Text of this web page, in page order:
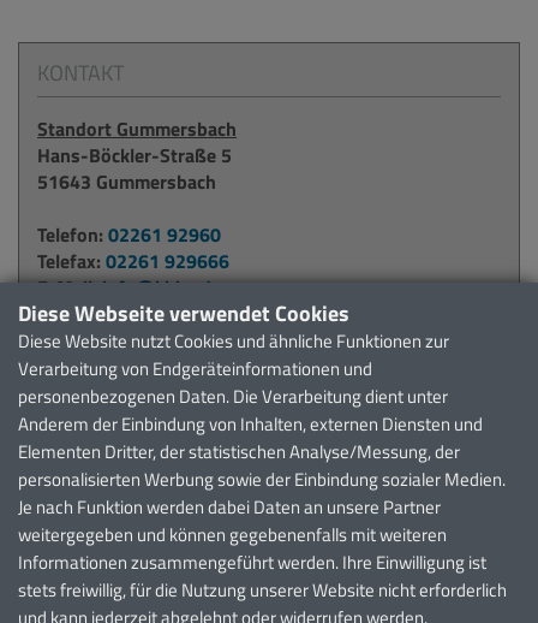
Diese Webseite verwendet Cookies
Diese Website nutzt Cookies und ähnliche Funktionen zur
Verarbeitung von Endgeräteinformationen und
personenbezogenen Daten. Die Verarbeitung dient unter
Anderem der Einbindung von Inhalten, externen Diensten und
Elementen Dritter, der statistischen Analyse/Messung, der
personalisierten Werbung sowie der Einbindung sozialer Medien.
Je nach Funktion werden dabei Daten an unsere Partner
weitergegeben und können gegebenenfalls mit weiteren
Informationen zusammengeführt werden. Ihre Einwilligung ist
stets freiwillig, für die Nutzung unserer Website nicht erforderlich
KONTAKT
Standort Gummersbach
Hans-Böckler-Straße 5
51643 Gummersbach
Telefon: 02261 92960
Telefax: 02261 929666
E-Mail: info@kbko.de
Standort Waldbröl
Alter Krankenhausweg 6
51545 Waldbröl
Telefon: 02291 911371
Telefax: 02291 911372
E-Mail: waldbroel@kbko.de
Weitere Möglichkeiten zur Kontaktaufnahme finden Sie
auf unsererKontaktseite.